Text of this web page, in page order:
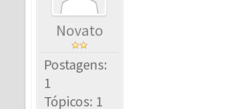
Novato
Postagens:
1
Tópicos: 1